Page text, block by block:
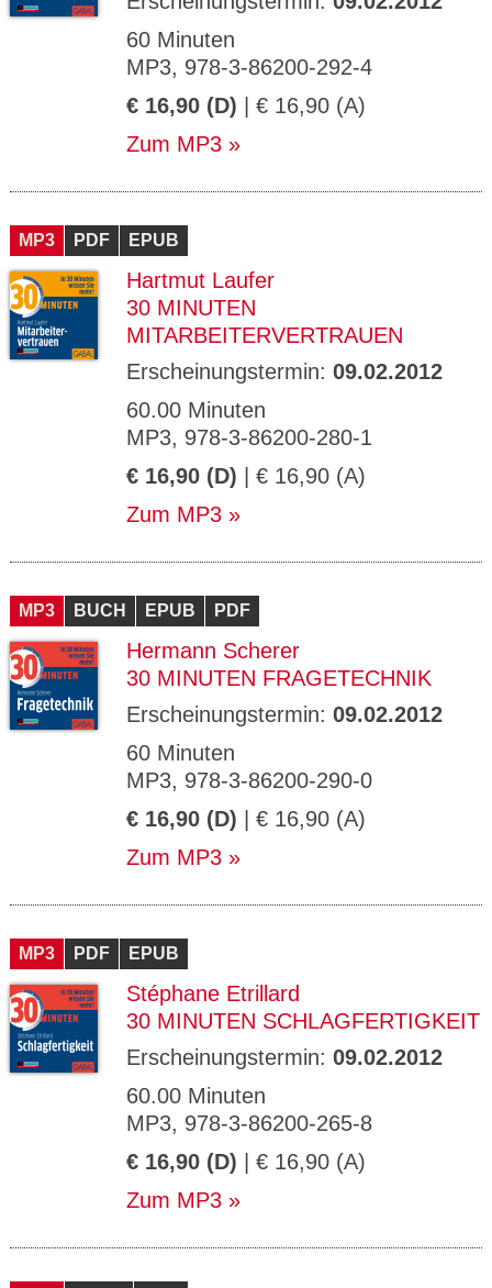
60 Minuten
MP3, 978-3-86200-292-4
€ 16,90 (D) | € 16,90 (A)
Zum MP3
MP3 PDF EPUB
Hartmut Laufer
30 MINUTEN
MITARBEITERVERTRAUEN
Erscheinungstermin: 09.02.2012
60.00 Minuten
MP3, 978-3-86200-280-1
€ 16,90 (D) | € 16,90 (A)
Zum MP3
MP3 BUCH EPUB PDF
Hermann Scherer
30 MINUTEN FRAGETECHNIK
Erscheinungstermin: 09.02.2012
60 Minuten
MP3, 978-3-86200-290-0
€ 16,90 (D) | € 16,90 (A)
Zum MP3
MP3 PDF EPUB
Stéphane Etrillard
30 MINUTEN SCHLAGFERTIGKEIT
Erscheinungstermin: 09.02.2012
60.00 Minuten
MP3, 978-3-86200-265-8
€ 16,90 (D) | € 16,90 (A)
Zum MP3